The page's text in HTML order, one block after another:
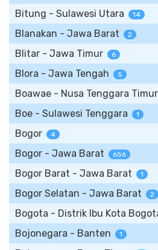
Bitung - Sulawesi Utara 14
Blanakan - Jawa Barat 2
Blitar - Jawa Timur 6
Blora - Jawa Tengah 5
Boawae - Nusa Tenggara Timur
Boe - Sulawesi Tenggara 1
Bogor 4
Bogor - Jawa Barat 656
Bogor Barat - Jawa Barat 1
Bogor Selatan - Jawa Barat 2
Bogota - Distrik Ibu Kota
Bojonegara - Banten 1